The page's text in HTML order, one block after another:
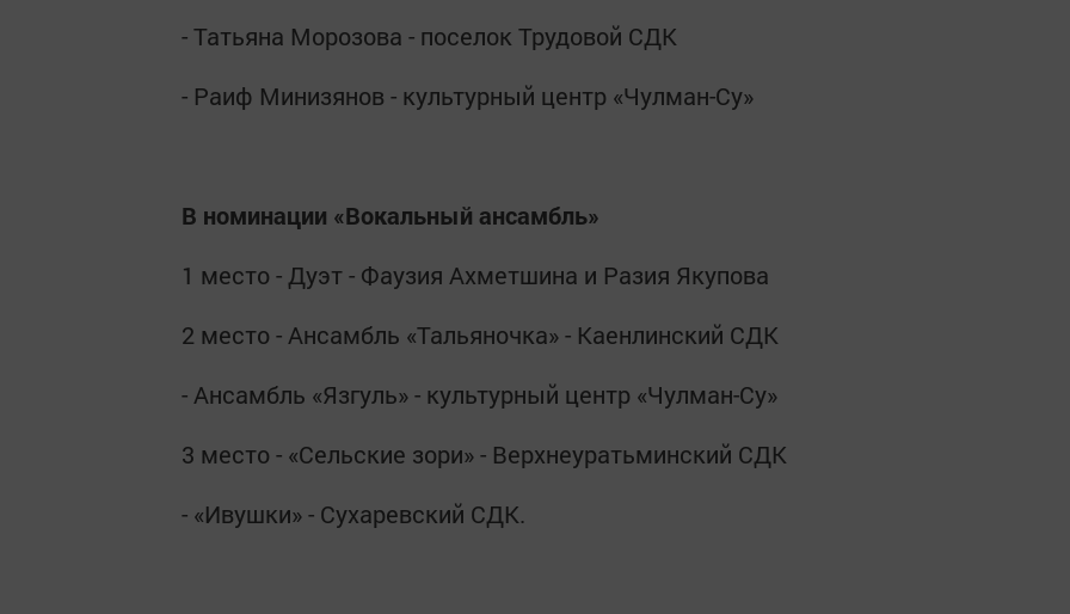
- Татьяна Морозова - поселок Трудовой СДК
- Раиф Минизянов - культурный центр «Чулман-Су»
В номинации «Вокальный ансамбль»
1 место - Дуэт - Фаузия Ахметшина и Разия Якупова
2 место - Ансамбль «Тальяночка» - Каенлинский СДК
- Ансамбль «Язгуль» - культурный центр «Чулман-Су»
3 место - «Сельские зори» - Верхнеуратьминский СДК
- «Ивушки» - Сухаревский СДК.